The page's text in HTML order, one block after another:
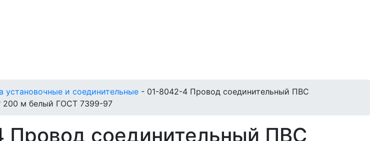
установочные и соединительные - 01-8042-4 Провод соединительный ПВС
200 м белый ГОСТ 7399-97
Провод соединительный ПВС